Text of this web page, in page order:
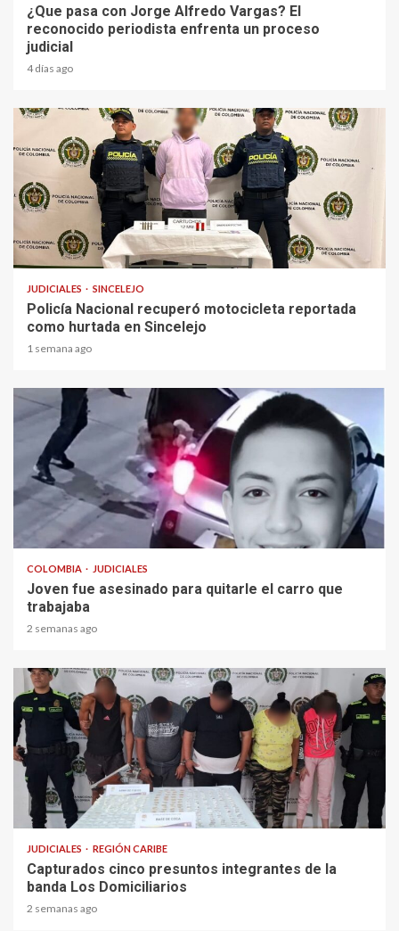
¿Que pasa con Jorge Alfredo Vargas? El
reconocido periodista enfrenta un proceso
judicial
4 días ago
1 min read
JUDICIALES SINCELEJO
Policía Nacional recuperó motocicleta reportada
como hurtada en Sincelejo
1 semana ago
2 min read
COLOMBIA JUDICIALES
Joven fue asesinado para quitarle el carro que
trabajaba
2 semanas ago
1 min read
JUDICIALES REGIÓN CARIBE
Capturados cinco presuntos integrantes de la
banda Los Domiciliarios
2 semanas ago